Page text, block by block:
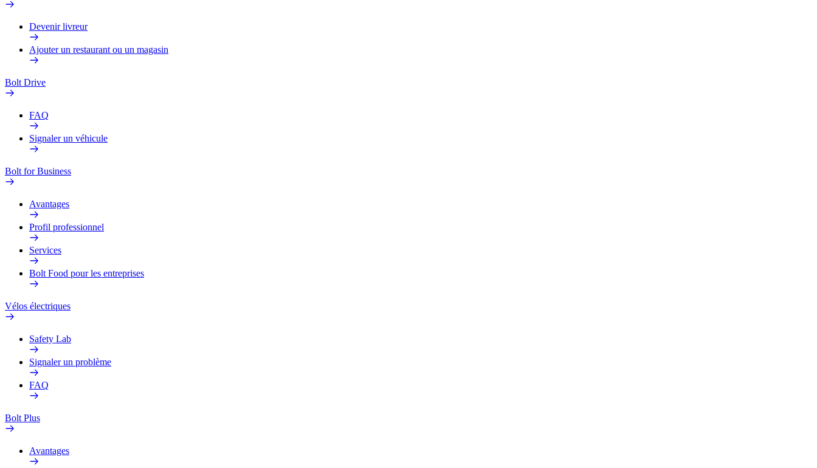
Devenir livreur
Ajouter un restaurant ou un magasin
Bolt Drive
FAQ
Signaler un véhicule
Bolt for Business
Avantages
Profil professionnel
Services
Bolt Food pour les entreprises
Vélos électriques
Safety Lab
Signaler un problème
FAQ
Bolt Plus
Avantages